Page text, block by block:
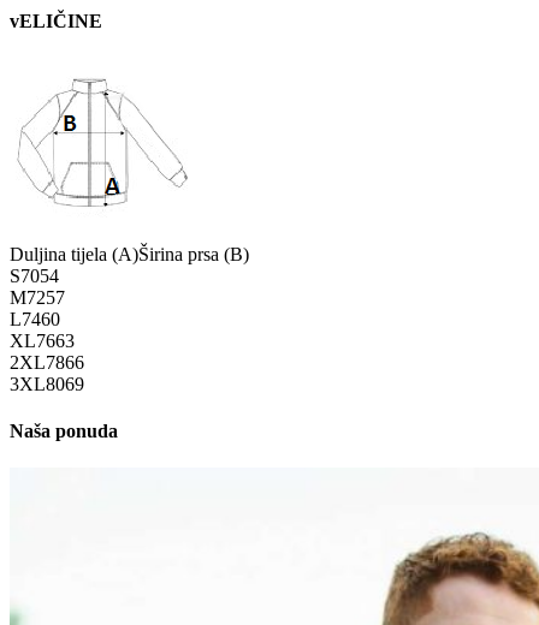
vELIČINE
Duljina tijela (A)Širina prsa (B)
S7054
M7257
L7460
XL7663
2XL7866
3XL8069
Naša ponuda